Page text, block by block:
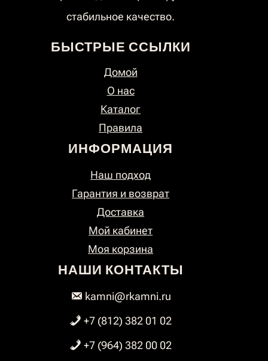
стабильное качество.
БЫСТРЫЕ ССЫЛКИ
Домой
О нас
Каталог
Правила
ИНФОРМАЦИЯ
Наш подход
Гарантия и возврат
Доставка
Мой кабинет
Моя корзина
НАШИ КОНТАКТЫ
kamni@rkamni.ru
+7 (812) 382 01 02
+7 (964) 382 00 02